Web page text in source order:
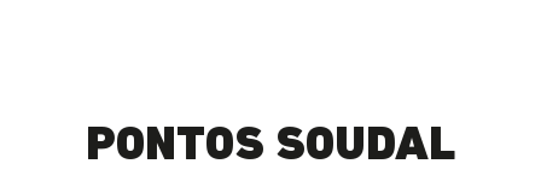
PONTOS SOUDAL